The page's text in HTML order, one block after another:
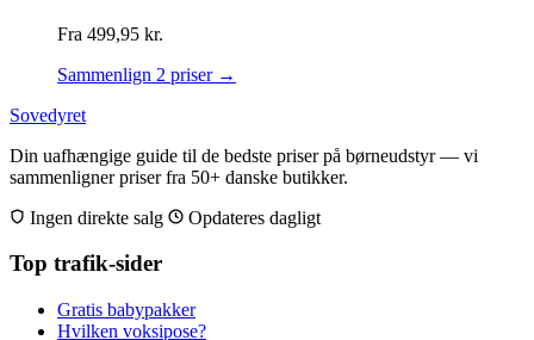
Fra 499,95 kr.
Sammenlign 2 priser →
Sovedyret
Din uafhængige guide til de bedste priser på børneudstyr — vi
sammenligner priser fra 50+ danske butikker.
Ingen direkte salg
Opdateres dagligt
Top trafik-sider
Gratis babypakker
Hvilken voksipose?